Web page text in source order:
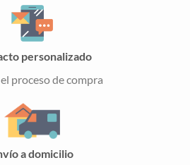
personalizado
proceso de compra
a domicilio